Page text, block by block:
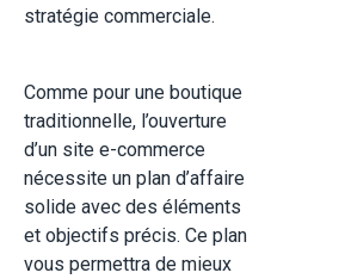
stratégie commerciale.
Comme pour une boutique
traditionnelle, l’ouverture
d’un site e-commerce
nécessite un plan d’affaire
solide avec des éléments
et objectifs précis. Ce plan
vous permettra de mieux